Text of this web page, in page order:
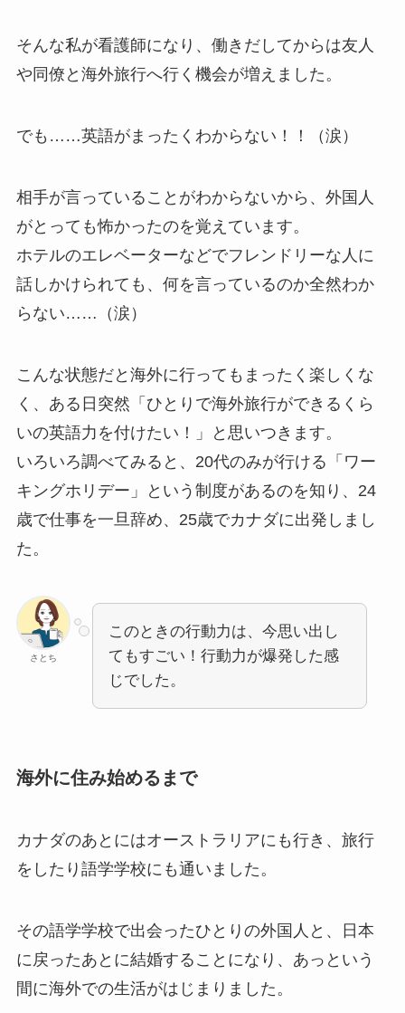
そんな私が看護師になり、働きだしてからは友人
や同僚と海外旅行へ行く機会が増えました。
でも……英語がまったくわからない！！（涙）
相手が言っていることがわからないから、外国人
がとっても怖かったのを覚えています。
ホテルのエレベーターなどでフレンドリーな人に
話しかけられても、何を言っているのか全然わか
らない……（涙）
こんな状態だと海外に行ってもまったく楽しくな
く、ある日突然「ひとりで海外旅行ができるくら
いの英語力を付けたい！」と思いつきます。
いろいろ調べてみると、20代のみが行ける「ワー
キングホリデー」という制度があるのを知り、24
歳で仕事を一旦辞め、25歳でカナダに出発しまし
た。
さとち
このときの行動力は、今思い出し
てもすごい！行動力が爆発した感
じでした。
海外に住み始めるまで
カナダのあとにはオーストラリアにも行き、旅行
をしたり語学学校にも通いました。
その語学学校で出会ったひとりの外国人と、日本
に戻ったあとに結婚することになり、あっという
間に海外での生活がはじまりました。